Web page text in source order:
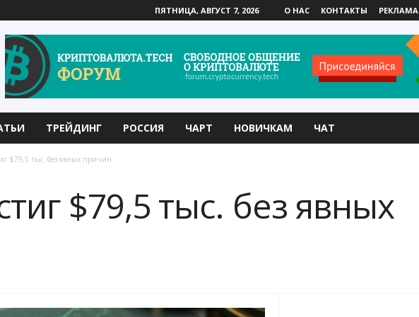
ПЯТНИЦА, АВГУСТ 7, 2026 О НАС КОНТАКТЫ РЕКЛАМА
ТРЕЙДИНГ РОССИЯ ЧАРТ НОВИЧКАМ ЧАТ
$79,5 тыс. без явных причин
$79,5 тыс. без явных